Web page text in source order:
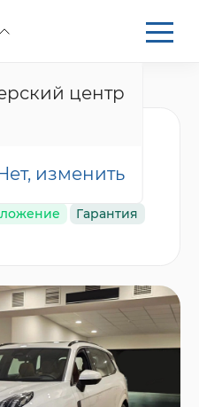
центр
изменить
001
Гарантия